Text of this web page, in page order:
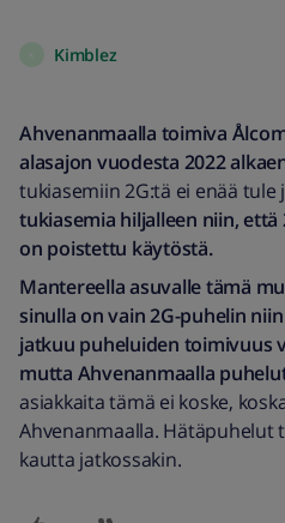
Kimblez
Ahvenanmaalla toimiva
alasajon vuodesta 2022
tukiasemiin 2G:tä ei enää tule
tukiasemia hiljalleen niin, että
on poistettu käytöstä.
Mantereella asuvalle tämä
sinulla on vain 2G-puhelin
jatkuu puheluiden toimivuus
mutta Ahvenanmaalla
asiakkaita tämä ei koske,
Ahvenanmaalla. Hätäpuhelut
kautta jatkossakin.